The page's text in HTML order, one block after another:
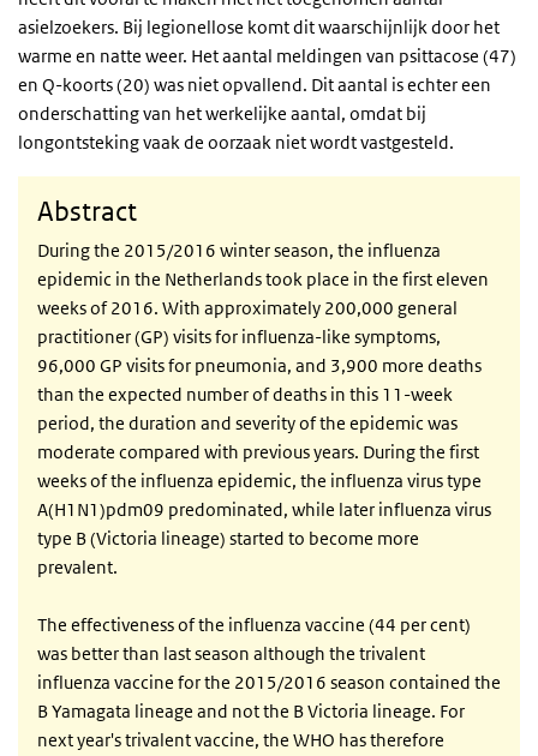
asielzoekers. Bij legionellose komt dit waarschijnlijk door het
warme en natte weer. Het aantal meldingen van psittacose (47)
en Q-koorts (20) was niet opvallend. Dit aantal is echter een
onderschatting van het werkelijke aantal, omdat bij
longontsteking vaak de oorzaak niet wordt vastgesteld.
Abstract
During the 2015/2016 winter season, the influenza
epidemic in the Netherlands took place in the first eleven
weeks of 2016. With approximately 200,000 general
practitioner (GP) visits for influenza-like symptoms,
96,000 GP visits for pneumonia, and 3,900 more deaths
than the expected number of deaths in this 11-week
period, the duration and severity of the epidemic was
moderate compared with previous years. During the first
weeks of the influenza epidemic, the influenza virus type
A(H1N1)pdm09 predominated, while later influenza virus
type B (Victoria lineage) started to become more
prevalent.
The effectiveness of the influenza vaccine (44 per cent)
was better than last season although the trivalent
influenza vaccine for the 2015/2016 season contained the
B Yamagata lineage and not the B Victoria lineage. For
next year's trivalent vaccine, the WHO has therefore